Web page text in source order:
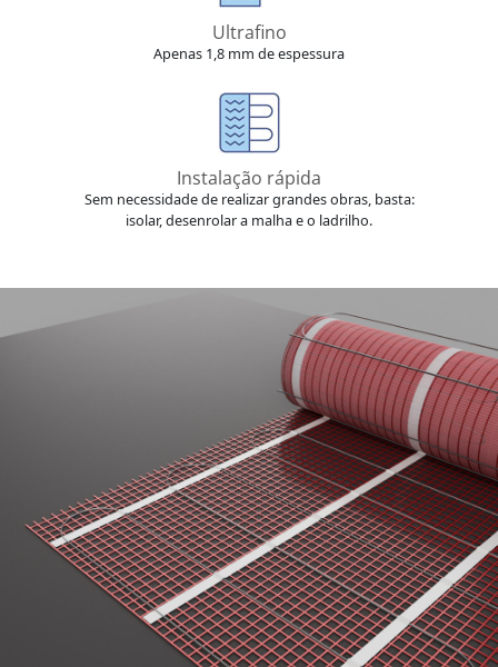
Ultrafino
Apenas 1,8 mm de espessura
Instalação rápida
Sem necessidade de realizar grandes obras, basta:
isolar, desenrolar a malha e o ladrilho.